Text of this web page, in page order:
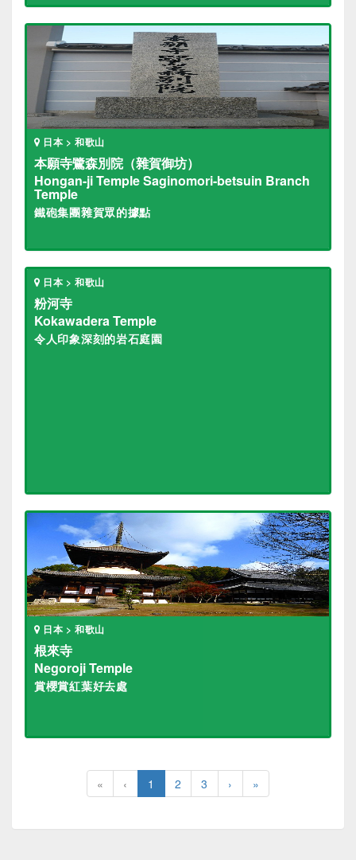
日本 > 和歌山
本願寺鷺森別院（雜賀御坊）
Hongan-ji Temple Saginomori-betsuin Branch
Temple
鐵砲集團雜賀眾的據點
日本 > 和歌山
粉河寺
Kokawadera Temple
令人印象深刻的岩石庭園
日本 > 和歌山
根來寺
Negoroji Temple
賞櫻賞紅葉好去處
« ‹ 1 2 3 › »